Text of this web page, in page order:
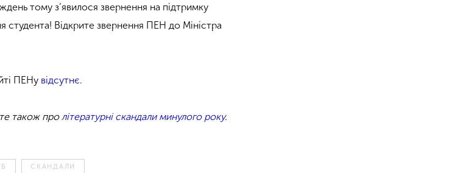
тому з’явилося звернення на підтримку
студента! Відкрите звернення ПЕН до Міністра
ПЕНу відсутнє.
також про літературні скандали минулого року.
СКАНДАЛИ